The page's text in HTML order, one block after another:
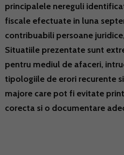
principalele nereguli
fiscale efectuate in luna
contribuabili persoane
Situatiile prezentate sunt
pentru mediul de afaceri,
tipologiile de erori recurente
majore care pot fi evitate
corecta si o documentare